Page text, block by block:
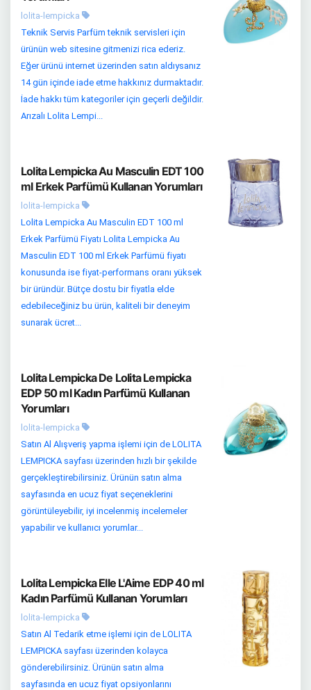
lolita-lempicka
Teknik Servis Parfüm teknik servisleri için
ürünün web sitesine gitmenizi rica ederiz.
Eğer ürünü internet üzerinden satın aldıysanız
14 gün içinde iade etme hakkınız durmaktadır.
İade hakkı tüm kategoriler için geçerli değildir.
Arızalı Lolita Lempi...
Lolita Lempicka Au Masculin EDT 100
ml Erkek Parfümü Kullanan Yorumları
lolita-lempicka
Lolita Lempicka Au Masculin EDT 100 ml
Erkek Parfümü Fiyatı Lolita Lempicka Au
Masculin EDT 100 ml Erkek Parfümü fiyatı
konusunda ise fiyat-performans oranı yüksek
bir üründür. Bütçe dostu bir fiyatla elde
edebileceğiniz bu ürün, kaliteli bir deneyim
sunarak ücret...
Lolita Lempicka De Lolita Lempicka
EDP 50 ml Kadın Parfümü Kullanan
Yorumları
lolita-lempicka
Satın Al Alışveriş yapma işlemi için de LOLITA
LEMPICKA sayfası üzerinden hızlı bir şekilde
gerçekleştirebilirsiniz. Ürünün satın alma
sayfasında en ucuz fiyat seçeneklerini
görüntüleyebilir, iyi incelenmiş incelemeler
yapabilir ve kullanıcı yorumlar...
Lolita Lempicka Elle L'Aime EDP 40 ml
Kadın Parfümü Kullanan Yorumları
lolita-lempicka
Satın Al Tedarik etme işlemi için de LOLITA
LEMPICKA sayfası üzerinden kolayca
gönderebilirsiniz. Ürünün satın alma
sayfasında en ucuz fiyat opsiyonlarını